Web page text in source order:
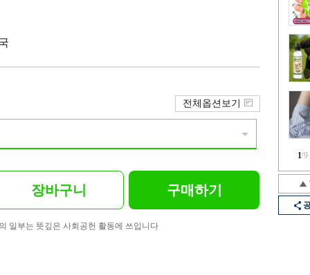
1/9
전체옵션보기
장바구니 구매하기
일부는 뜻깊은 사회공헌 활동에 쓰입니다